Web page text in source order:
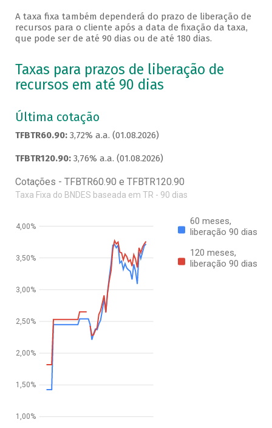
A taxa fixa também dependerá do prazo de liberação de
recursos para o cliente após a data de fixação da taxa,
que pode ser de até 90 dias ou de até 180 dias.
Taxas para prazos de liberação de
recursos em até 90 dias
Última cotação
TFBTR60.90: 3,72% a.a. (01.08.2026)
TFBTR120.90: 3,76% a.a. (01.08.2026)
Cotações - TFBTR60.90 e TFBTR120.90
Taxa Fixa do BNDES baseada em TR - 90 dias
60 meses,
liberação 90 dias
120 meses,
liberação 90 dias
1,00%
1,50%
2,00%
2,50%
3,00%
3,50%
4,00%